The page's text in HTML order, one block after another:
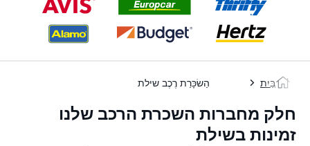
בַּיִת הַשׂכָּרַת רֶכֶב שילת
חלק מחברות השכרת הרכב שלנו
זמינות בשילת